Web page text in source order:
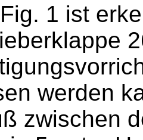
1 ist
werden
zwischen